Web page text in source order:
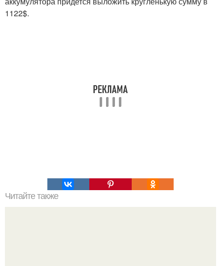
1122$.
Читайте также